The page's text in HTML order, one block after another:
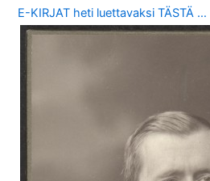
E-KIRJAT heti luettavaksi TÄSTÄ